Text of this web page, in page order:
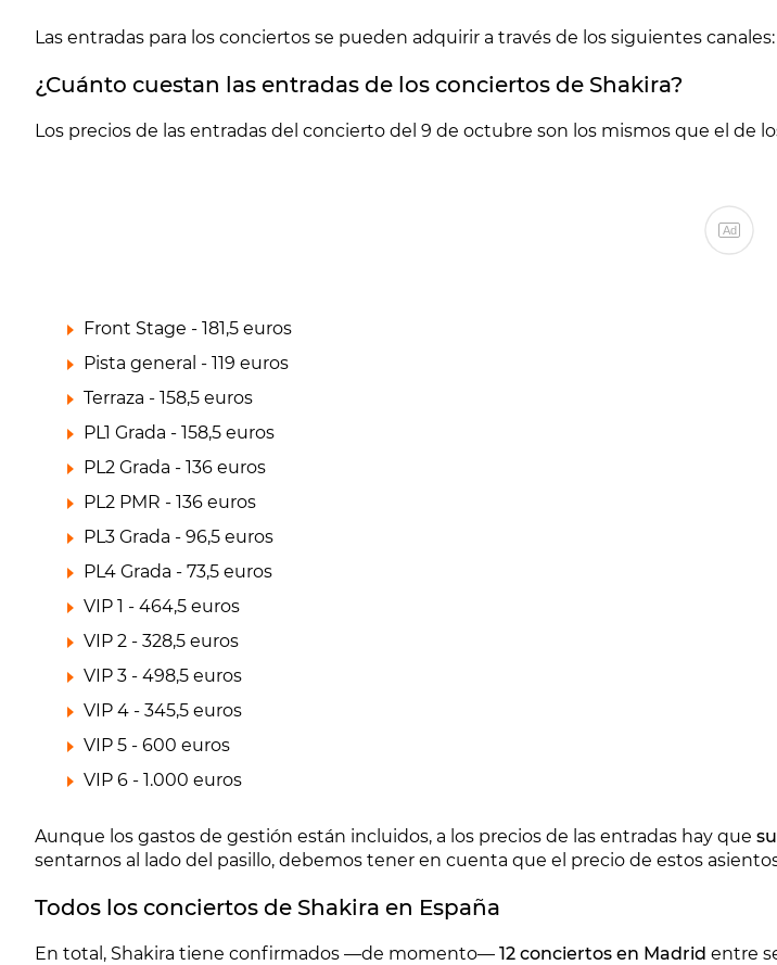
Las entradas para los conciertos se pueden adquirir a través de los siguientes canales:
¿Cuánto cuestan las entradas de los conciertos de Shakira?
Los precios de las entradas del concierto del 9 de octubre son los mismos que el de
Ad
Front Stage - 181,5 euros
Pista general - 119 euros
Terraza - 158,5 euros
PL1 Grada - 158,5 euros
PL2 Grada - 136 euros
PL2 PMR - 136 euros
PL3 Grada - 96,5 euros
PL4 Grada - 73,5 euros
VIP 1 - 464,5 euros
VIP 2 - 328,5 euros
VIP 3 - 498,5 euros
VIP 4 - 345,5 euros
VIP 5 - 600 euros
VIP 6 - 1.000 euros
Aunque los gastos de gestión están incluidos, a los precios de las entradas hay que
sentarnos al lado del pasillo, debemos tener en cuenta que el precio de estos
Todos los conciertos de Shakira en España
En total, Shakira tiene confirmados —de momento— 12 conciertos en Madrid entre